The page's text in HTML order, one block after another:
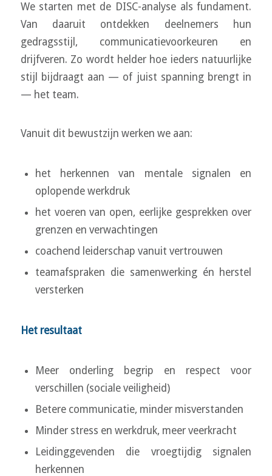
We starten met de DISC-analyse als fundament.
Van daaruit ontdekken deelnemers hun
gedragsstijl, communicatievoorkeuren en
drijfveren. Zo wordt helder hoe ieders natuurlijke
stijl bijdraagt aan — of juist spanning brengt in
— het team.
Vanuit dit bewustzijn werken we aan:
het herkennen van mentale signalen en
oplopende werkdruk
het voeren van open, eerlijke gesprekken over
grenzen en verwachtingen
coachend leiderschap vanuit vertrouwen
teamafspraken die samenwerking én herstel
versterken
Het resultaat
Meer onderling begrip en respect voor
verschillen (sociale veiligheid)
Betere communicatie, minder misverstanden
Minder stress en werkdruk, meer veerkracht
Leidinggevenden die vroegtijdig signalen
herkennen